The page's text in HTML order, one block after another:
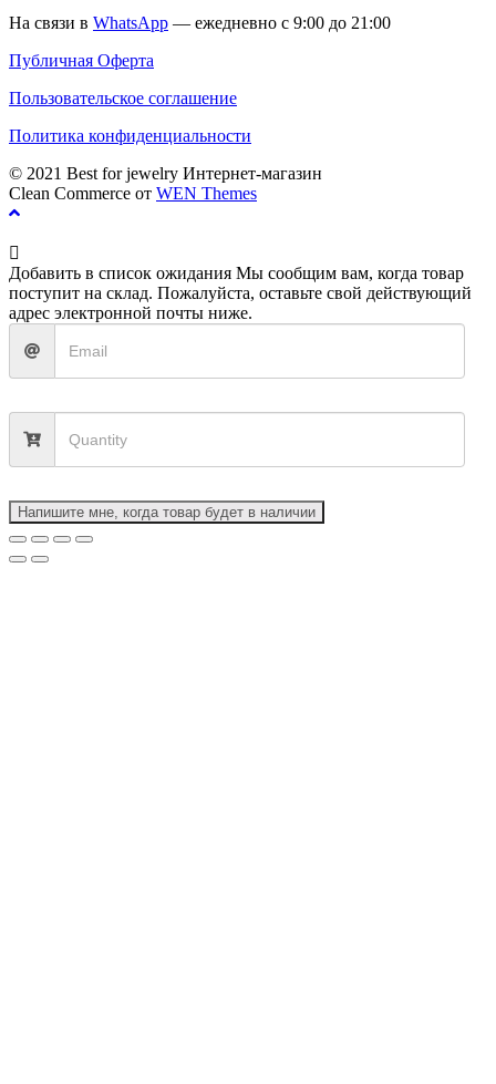
На связи в WhatsApp — ежедневно с 9:00 до 21:00
Публичная Оферта
Пользовательское соглашение
Политика конфиденциальности
© 2021 Best for jewelry Интернет-магазин
Clean Commerce от WEN Themes
Добавить в список ожидания Мы сообщим вам, когда товар
поступит на склад. Пожалуйста, оставьте свой действующий
адрес электронной почты ниже.
Напишите мне, когда товар будет в наличии